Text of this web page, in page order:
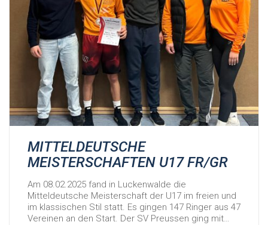
MITTELDEUTSCHE
MEISTERSCHAFTEN U17 FR/GR
Am 08.02.2025 fand in Luckenwalde die
Mitteldeutsche Meisterschaft der U17 im freien und
im klassischen Stil statt. Es gingen 147 Ringer aus 47
Vereinen an den Start. Der SV Preussen ging mit…